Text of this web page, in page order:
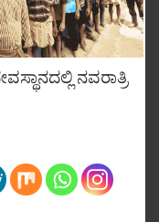
ನವರಾತ್ರಿ